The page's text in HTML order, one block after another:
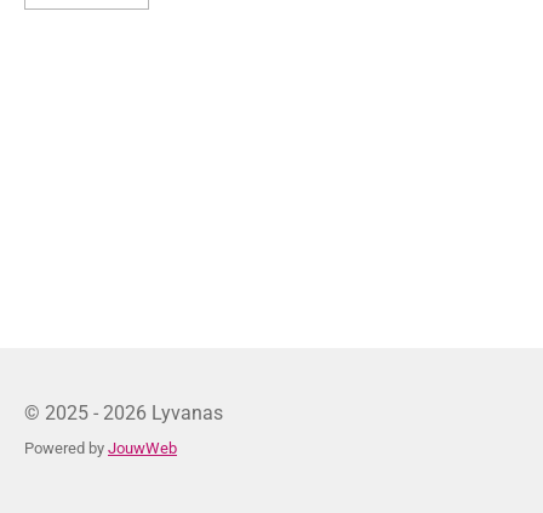
© 2025 - 2026 Lyvanas
Powered by JouwWeb